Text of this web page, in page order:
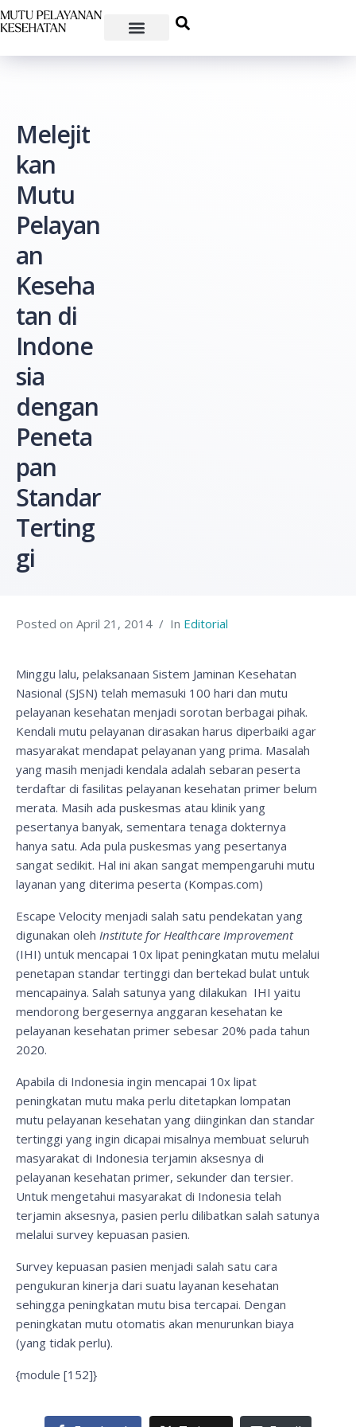
Melejit
kan
Mutu
Pelayan
an
Keseha
tan di
Indone
sia
dengan
Peneta
pan
Standar
Terting
gi
Posted on April 21, 2014 In Editorial
Minggu lalu, pelaksanaan Sistem Jaminan Kesehatan
Nasional (SJSN) telah memasuki 100 hari dan mutu
pelayanan kesehatan menjadi sorotan berbagai pihak.
Kendali mutu pelayanan dirasakan harus diperbaiki agar
masyarakat mendapat pelayanan yang prima. Masalah
yang masih menjadi kendala adalah sebaran peserta
terdaftar di fasilitas pelayanan kesehatan primer belum
merata. Masih ada puskesmas atau klinik yang
pesertanya banyak, sementara tenaga dokternya
hanya satu. Ada pula puskesmas yang pesertanya
sangat sedikit. Hal ini akan sangat mempengaruhi mutu
layanan yang diterima peserta (Kompas.com)
Escape Velocity menjadi salah satu pendekatan yang
digunakan oleh Institute for Healthcare Improvement
(IHI) untuk mencapai 10x lipat peningkatan mutu melalui
penetapan standar tertinggi dan bertekad bulat untuk
mencapainya. Salah satunya yang dilakukan IHI yaitu
mendorong bergesernya anggaran kesehatan ke
pelayanan kesehatan primer sebesar 20% pada tahun
2020.
Apabila di Indonesia ingin mencapai 10x lipat
peningkatan mutu maka perlu ditetapkan lompatan
mutu pelayanan kesehatan yang diinginkan dan standar
tertinggi yang ingin dicapai misalnya membuat seluruh
masyarakat di Indonesia terjamin aksesnya di
pelayanan kesehatan primer, sekunder dan tersier.
Untuk mengetahui masyarakat di Indonesia telah
terjamin aksesnya, pasien perlu dilibatkan salah satunya
melalui survey kepuasan pasien.
Survey kepuasan pasien menjadi salah satu cara
pengukuran kinerja dari suatu layanan kesehatan
sehingga peningkatan mutu bisa tercapai. Dengan
peningkatan mutu otomatis akan menurunkan biaya
(yang tidak perlu).
{module [152]}